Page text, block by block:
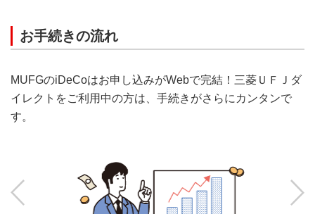
お手続きの流れ
MUFGのiDeCoはお申し込みがWebで完結！三菱ＵＦＪダ
イレクトをご利用中の方は、手続きがさらにカンタンで
す。